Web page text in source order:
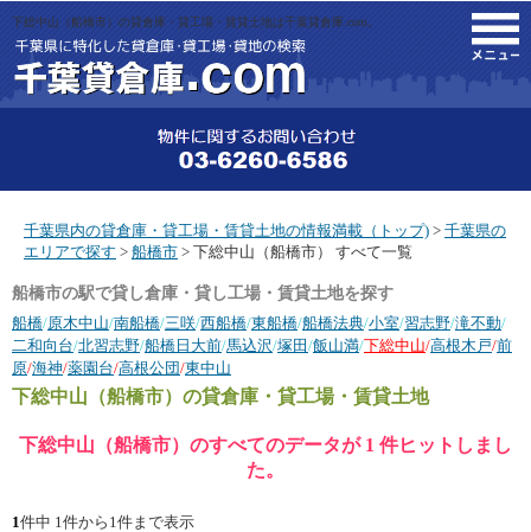
下総中山（船橋市）の貸倉庫・貸工場・賃貸土地は千葉貸倉庫.com。
千葉県内の貸倉庫・貸工場・賃貸土地の情報満載（トップ) > 千葉県の
エリアで探す > 船橋市 > 下総中山（船橋市） すべて一覧
船橋市の駅で貸し倉庫・貸し工場・賃貸土地を探す
船橋/原木中山/南船橋/三咲/西船橋/東船橋/船橋法典/小室/習志野/滝不動/
二和向台/北習志野/船橋日大前/馬込沢/塚田 /飯山満/下総中山/高根木戸/前
原/海神/薬園台/高根公団/東中山
下総中山（船橋市） の貸倉庫・貸工場・賃貸土地
下総中山（船橋市）のすべてのデータが 1 件ヒットしまし
た。
1件中 1件から1件まで表示